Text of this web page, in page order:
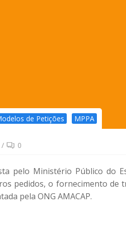
de Petições MPPA
/ 0
pelo Ministério Público do
pedidos, o fornecimento de
pela ONG AMACAP.